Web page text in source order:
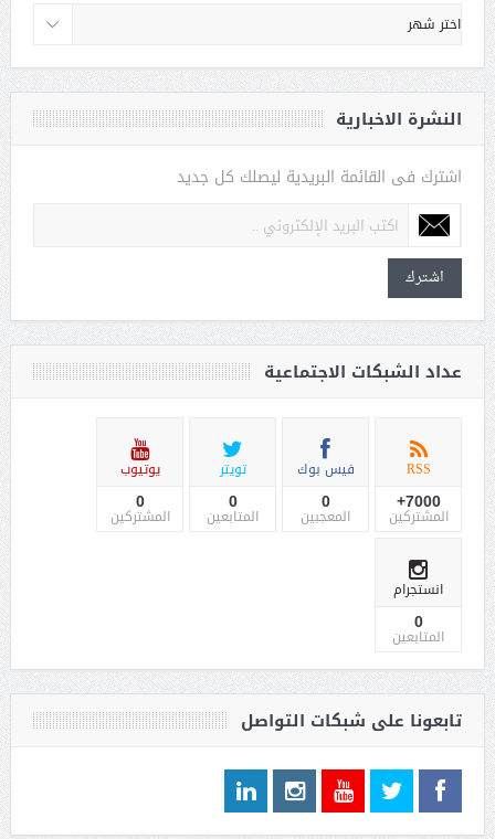
النشرة الاخبارية
اشترك فى القائمة البريدية ليصلك كل جديد
اشترك
عداد الشبكات الاجتماعية
RSS
7000+
المشتركين
فيس بوك
0
المعجبين
تويتر
0
المتابعين
يوتيوب
0
المشتركين
انستجرام
0
المتابعين
تابعونا على شبكات التواصل